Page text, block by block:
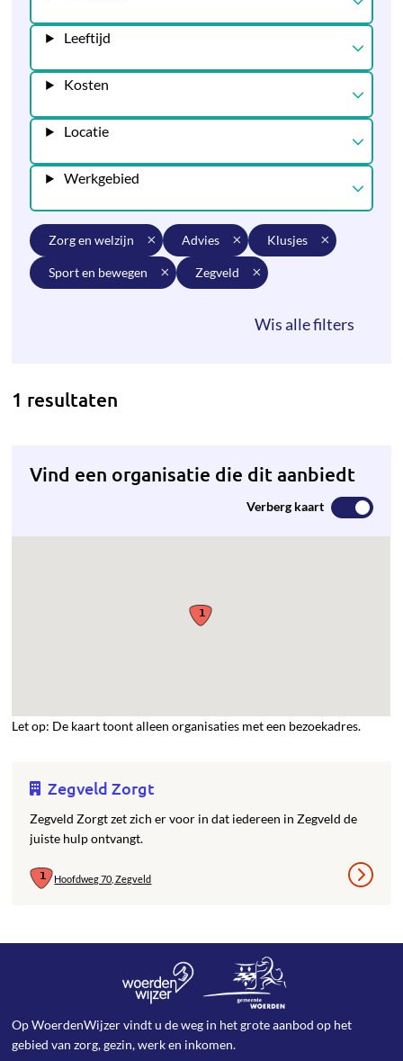
Leeftijd
Kosten
Locatie
Werkgebied
zorg en welzijn advies klusjes
sport en bewegen zegveld
1 resultaten
Vind een organisatie die dit aanbiedt
Verberg kaart
Let op: De kaart toont alleen organisaties met een bezoekadres.
Zegveld Zorgt
Zegveld Zorgt zet zich er voor in dat iedereen in Zegveld de
juiste hulp ontvangt.
Hoofdweg 70, Zegveld
Op WoerdenWijzer vindt u de weg in het grote aanbod op het
gebied van zorg, gezin, werk en inkomen.